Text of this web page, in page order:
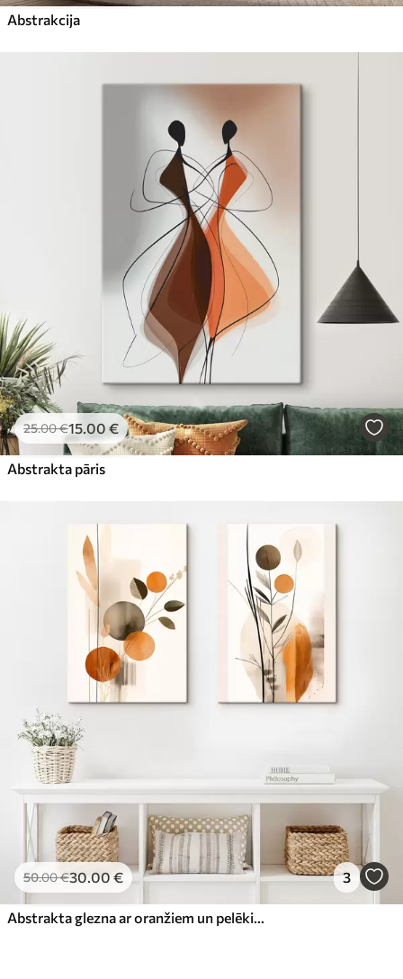
Abstrakcija
25.00€15.00 €
Abstrakta pāris
50.00€30.00 € 3
Abstrakta glezna ar oranžiem un pelēkiem apļiem, lapām un zariem, modernā stilā, akvareļa efekts